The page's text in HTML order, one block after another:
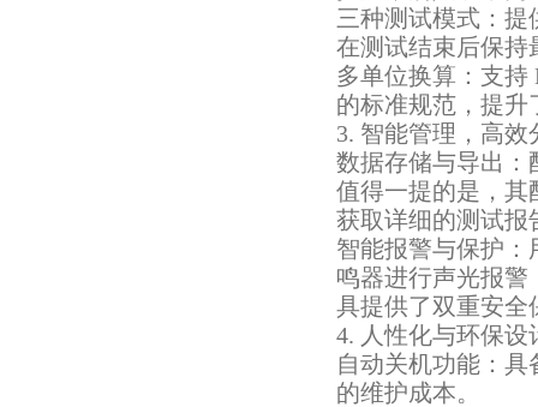
三种测试模式：
在测试结束后保持最
多单位换算：支
的标准规范，提
3. 智能管理，高
数据存储与导出
值得一提的是，
获取详细的测试报
智能报警与保护
鸣器进行声光报警
具提供了双重安全保
4. 人性化与环保设
自动关机功能：
的维护成本。